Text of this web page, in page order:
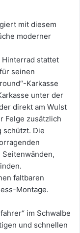
mit diesem
moderner
stattet
seinen
Karkasse
unter der
direkt am Wulst
Felge zusätzlich
schützt. Die
faltbaren
Montage.
im Schwalbe
und schnellen